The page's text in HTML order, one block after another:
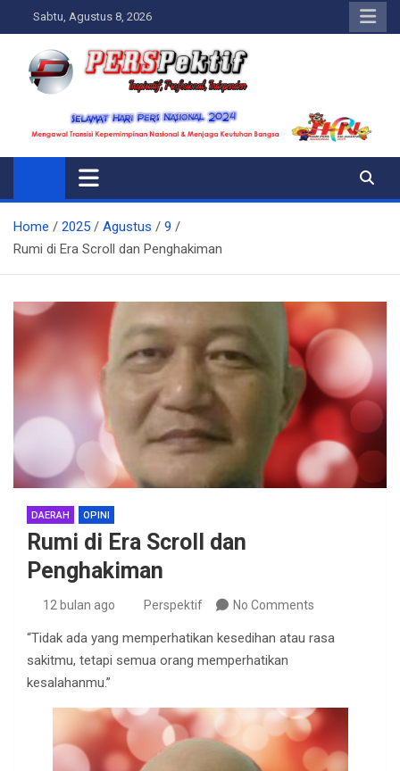
to
content
Sabtu, Agustus 8, 2026
Perspektif.today
Ispiratif Profesional Independen
Home 2025 Agustus
9
Rumi di Era Scroll dan Penghakiman
DAERAH OPINI
Rumi di Era Scroll dan
Penghakiman
12 bulan ago Perspektif No Comments
“Tidak ada yang memperhatikan kesedihan atau rasa
sakitmu, tetapi semua orang memperhatikan
kesalahanmu.”